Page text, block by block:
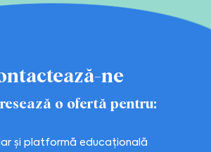
ne
o ofertă pentru:
și platformă educațională